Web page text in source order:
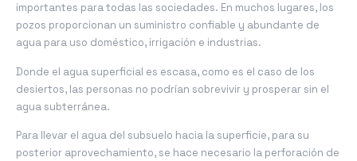
importantes para todas las sociedades. En muchos lugares, los
pozos proporcionan un suministro confiable y abundante de
agua para uso doméstico, irrigación e industrias.
Donde el agua superficial es escasa, como es el caso de los
desiertos, las personas no podrían sobrevivir y prosperar sin el
agua subterránea.
Para llevar el agua del subsuelo hacia la superficie, para su
posterior aprovechamiento, se hace necesario la perforación de